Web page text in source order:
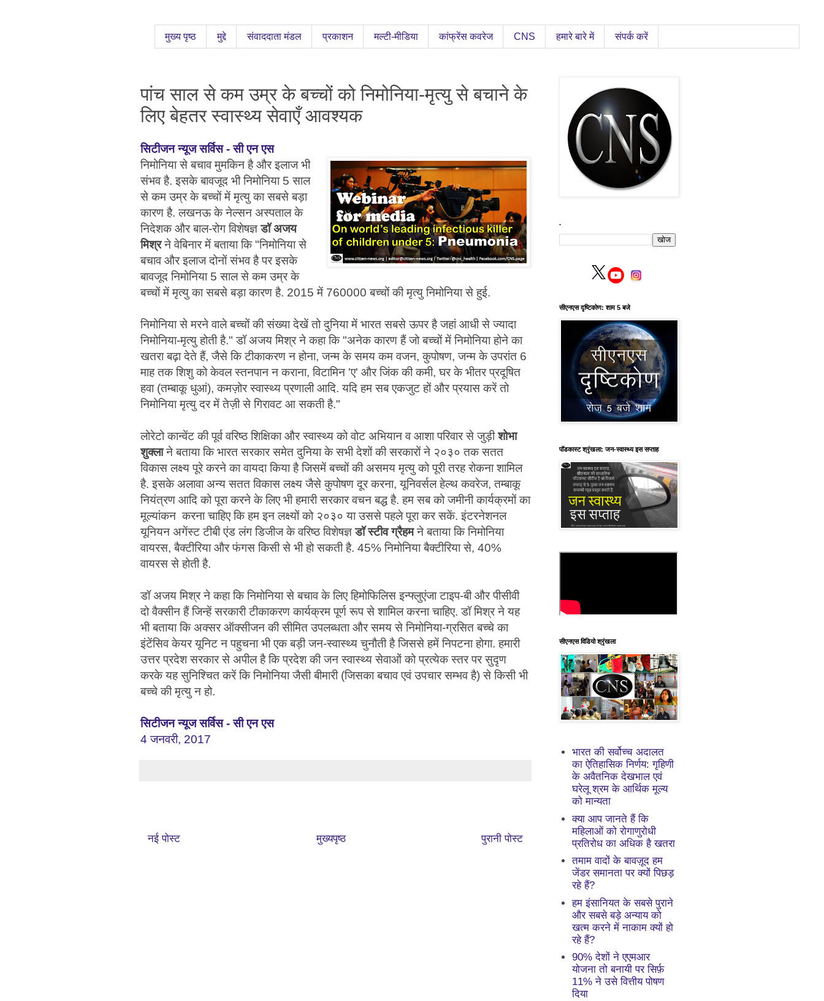
मुख्य पृष्ठ मुद्दे संवाददाता मंडल प्रकाशन मल्टी-मीडिया कांफ्रेंस कवरेज CNS हमारे बारे में संपर्क करें
पांच साल से कम उम्र के बच्चों को निमोनिया-मृत्यु से बचाने के
लिए बेहतर स्वास्थ्य सेवाएँ आवश्यक
सिटीजन न्यूज सर्विस - सी एन एस
निमोनिया से बचाव मुमकिन है और इलाज भी
संभव है. इसके बावजूद भी निमोनिया 5 साल
से कम उम्र के बच्चों में मृत्यु का सबसे बड़ा
कारण है. लखनऊ के नेल्सन अस्पताल के
निदेशक और बाल-रोग विशेषज्ञडॉ अजय
मिश्रने वेबिनार में बताया कि "निमोनिया से
बचाव और इलाज दोनों संभव है पर इसके
बावजूद निमोनिया 5 साल से कम उम्र के
बच्चों में मृत्यु का सबसे बड़ा कारण है. 2015 में 760000 बच्चों की मृत्यु निमोनिया से हुई.
निमोनिया से मरने वाले बच्चों की संख्या देखें तो दुनिया में भारत सबसे ऊपर है जहां आधी से ज्यादा
निमोनिया-मृत्यु होती है." डॉ अजय मिश्र ने कहा कि "अनेक कारण हैं जो बच्चों में निमोनिया होने का
खतरा बढ़ा देते हैं, जैसे कि टीकाकरण न होना, जन्म के समय कम वजन, कुपोषण, जन्म के उपरांत 6
माह तक शिशु को केवल स्तनपान न कराना, विटामिन 'ए' और जिंक की कमी, घर के भीतर प्रदूषित
हवा (तम्बाकू धुआं), कमज़ोर स्वास्थ्य प्रणाली आदि. यदि हम सब एकजुट हों और प्रयास करें तो
निमोनिया मृत्यु दर में तेज़ी से गिरावट आ सकती है."
लोरेटो कान्वेंट की पूर्व वरिष्ठ शिक्षिका और स्वास्थ्य को वोट अभियान व आशा परिवार से जुड़ीशोभा
शुक्लाने बताया कि भारत सरकार समेत दुनिया के सभी देशों की सरकारों ने २०३० तक सतत
विकास लक्ष्य पूरे करने का वायदा किया है जिसमें बच्चों की असमय मृत्यु को पूरी तरह रोकना शामिल
है. इसके अलावा अन्य सतत विकास लक्ष्य जैसे कुपोषण दूर करना, यूनिवर्सल हेल्थ कवरेज, तम्बाकू
नियंत्रण आदि को पूरा करने के लिए भी हमारी सरकार वचन बद्ध है. हम सब को जमीनी कार्यक्रमों का
मूल्यांकन करना चाहिए कि हम इन लक्ष्यों को २०३० या उससे पहले पूरा कर सकें. इंटरनेशनल
यूनियन अगेंस्ट टीबी एंड लंग डिजीज के वरिष्ठ विशेषज्ञडॉ स्टीव ग्रैहमने बताया कि निमोनिया
वायरस, बैक्टीरिया और फंगस किसी से भी हो सकती है. 45% निमोनिया बैक्टीरिया से, 40%
वायरस से होती है.
डॉ अजय मिश्र ने कहा कि निमोनिया से बचाव के लिए हिमोफिलिस इन्फ्लुएंजा टाइप-बी और पीसीवी
दो वैक्सीन हैं जिन्हें सरकारी टीकाकरण कार्यक्रम पूर्ण रूप से शामिल करना चाहिए. डॉ मिश्र ने यह
भी बताया कि अक्सर ऑक्सीजन की सीमित उपलब्धता और समय से निमोनिया-ग्रसित बच्चे का
इंटेंसिव केयर यूनिट न पहुचना भी एक बड़ी जन-स्वास्थ्य चुनौती है जिससे हमें निपटना होगा. हमारी
उत्तर प्रदेश सरकार से अपील है कि प्रदेश की जन स्वास्थ्य सेवाओं को प्रत्येक स्तर पर सुदृण
करके यह सुनिश्चित करें कि निमोनिया जैसी बीमारी (जिसका बचाव एवं उपचार सम्भव है) से किसी भी
बच्चे की मृत्यु न हो.
सिटीजन न्यूज सर्विस - सी एन एस
4 जनवरी, 2017
नई पोस्ट पुरानी पोस्ट
मुख्यपृष्ठ
.
सीएनएस दृष्टिकोण: शाम 5 बजे
पॉडकास्ट श्रृंखला: जन-स्वास्थ्य इस सप्ताह
सीएनएस विडियो श्रृंखला
भारत की सर्वोच्च अदालत
का ऐतिहासिक निर्णय: गृहिणी
के अवैतनिक देखभाल एवं
घरेलू श्रम के आर्थिक मूल्य
को मान्यता
क्या आप जानते हैं कि
महिलाओं को रोगाणुरोधी
प्रतिरोध का अधिक है खतरा
तमाम वादों के बावज़ूद हम
जेंडर समानता पर क्यों पिछड़
रहे हैं?
हम इंसानियत के सबसे पुराने
और सबसे बड़े अन्याय को
खत्म करने में नाकाम क्यों हो
रहे हैं?
90% देशों ने एएमआर
योजना तो बनायी पर सिर्फ़
11% ने उसे वित्तीय पोषण
दिया